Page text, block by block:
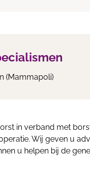
(Mammapoli)
in verband met
Wij geven u
u helpen bij de